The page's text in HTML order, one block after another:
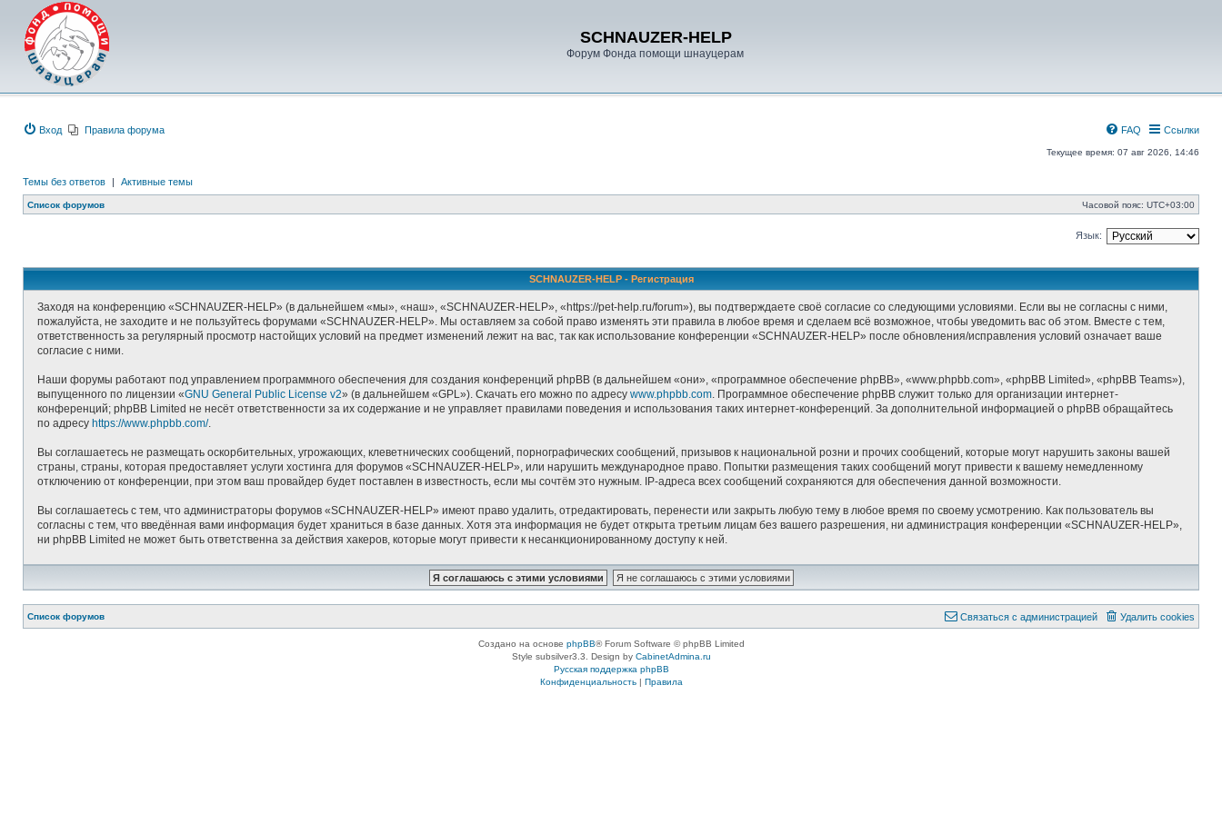
SCHNAUZER-HELP
Форум Фонда помощи шнауцерам
Вход Ссылки
Правила форума FAQ
Текущее время: 07 авг 2026, 14:46
Темы без ответов | Активные темы
Список форумов Часовой пояс: UTC+03:00
Язык:
SCHNAUZER-HELP - Регистрация
Заходя на конференцию «SCHNAUZER-HELP» (в дальнейшем «мы», «наш», «SCHNAUZER-HELP», «https://pet-help.ru/forum»), вы подтверждаете своё согласие со следующими условиями. Если вы не согласны с ними,
пожалуйста, не заходите и не пользуйтесь форумами «SCHNAUZER-HELP». Мы оставляем за собой право изменять эти правила в любое время и сделаем всё возможное, чтобы уведомить вас об этом. Вместе с тем,
ответственность за регулярный просмотр настойщих условий на предмет изменений лежит на вас, так как использование конференции «SCHNAUZER-HELP» после обновления/исправления условий означает ваше
согласие с ними.
Наши форумы работают под управлением программного обеспечения для создания конференций phpBB (в дальнейшем «они», «программное обеспечение phpBB», «www.phpbb.com», «phpBB Limited», «phpBB Teams»),
выпущенного по лицензии «GNU General Public License v2» (в дальнейшем «GPL»). Скачать его можно по адресу www.phpbb.com. Программное обеспечение phpBB служит только для организации интернет-
конференций; phpBB Limited не несёт ответственности за их содержание и не управляет правилами поведения и использования таких интернет-конференций. За дополнительной информацией о phpBB обращайтесь
по адресу https://www.phpbb.com/.
Вы соглашаетесь не размещать оскорбительных, угрожающих, клеветнических сообщений, порнографических сообщений, призывов к национальной розни и прочих сообщений, которые могут нарушить законы вашей
страны, страны, которая предоставляет услуги хостинга для форумов «SCHNAUZER-HELP», или нарушить международное право. Попытки размещения таких сообщений могут привести к вашему немедленному
отключению от конференции, при этом ваш провайдер будет поставлен в известность, если мы сочтём это нужным. IP-адреса всех сообщений сохраняются для обеспечения данной возможности.
Вы соглашаетесь с тем, что администраторы форумов «SCHNAUZER-HELP» имеют право удалить, отредактировать, перенести или закрыть любую тему в любое время по своему усмотрению. Как пользователь вы
согласны с тем, что введённая вами информация будет храниться в базе данных. Хотя эта информация не будет открыта третьим лицам без вашего разрешения, ни администрация конференции «SCHNAUZER-HELP»,
ни phpBB Limited не может быть ответственна за действия хакеров, которые могут привести к несанкционированному доступу к ней.
Список форумов Удалить cookies
Связаться с администрацией
Создано на основе phpBB® Forum Software © phpBB Limited
Style subsilver3.3. Design by CabinetAdmina.ru
Русская поддержка phpBB
Конфиденциальность| Правила